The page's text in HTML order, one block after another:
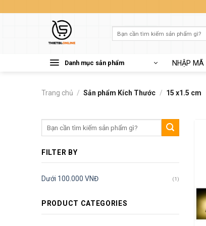
kiếm:
Danh mục sản phẩm NHẬP MÃ
Trang chủ / Sản phẩm Kích Thước / 15 x1.5 cm
kiếm:
FILTER BY
Dưới 100.000 VNĐ (1)
PRODUCT CATEGORIES